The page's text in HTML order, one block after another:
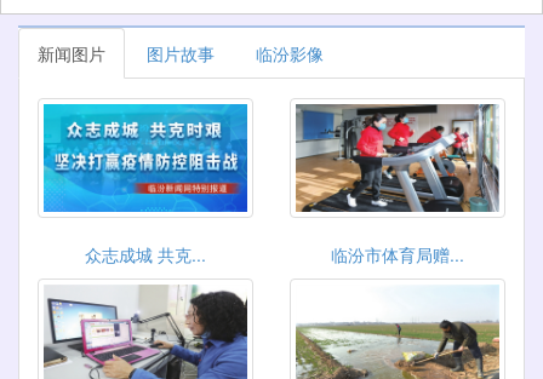
新闻图片 图片故事 临汾影像
众志成城 共克... 临汾市体育局赠...